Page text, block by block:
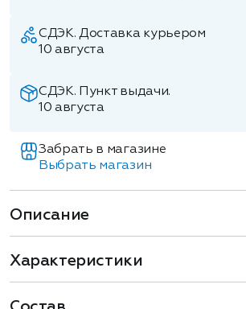
СДЭК. Доставка курьером
10 августа
СДЭК. Пункт выдачи.
10 августа
Забрать в магазине
Выбрать магазин
Описание
Характеристики